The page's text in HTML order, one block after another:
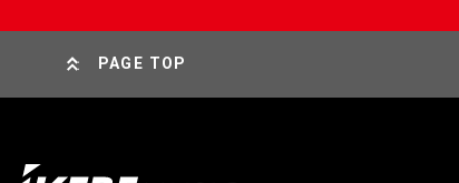
PAGE TOP